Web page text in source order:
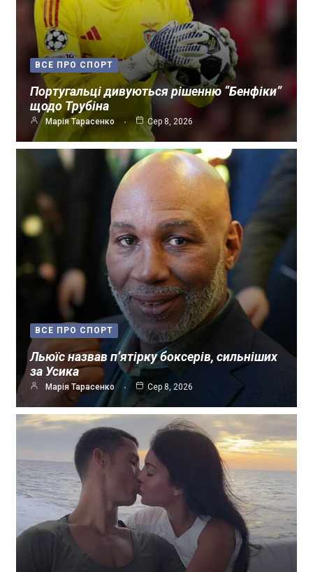
ВСЕ ПРО СПОРТ
Португальці дивуються рішенню “Бенфіки”
щодо Трубіна
Марія Тарасенко Сер 8, 2026
ВСЕ ПРО СПОРТ
Льюїс назвав п’ятірку боксерів, сильніших
за Усика
Марія Тарасенко Сер 8, 2026